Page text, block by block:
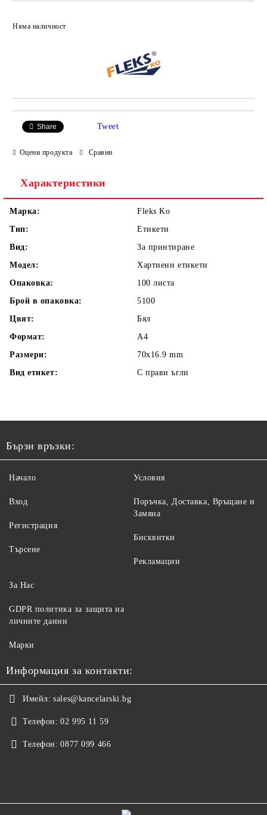
Няма наличност
Share Tweet
Оцени продукта Сравни
Характеристики
Марка:
Fleks Ko
Тип:
Етикети
Вид:
За принтиране
Модел:
Хартиени етикети
Опаковка:
100 листа
Брой в опаковка:
5100
Цвят:
Бял
Формат:
A4
Размери:
70x16.9 mm
Вид етикет:
С прави ъгли
Бързи връзки:
Начало
Вход
Регистрация
Търсене
Условия
Поръчка, Доставка, Връщане и
Замяна
Бисквитки
Рекламации
За Нас
GDPR политика за защита на
личните данни
Марки
Информация за контакти:
Имейл: sales@kancelarski.bg
Телефон: 02 995 11 59
Телефон: 0877 099 466